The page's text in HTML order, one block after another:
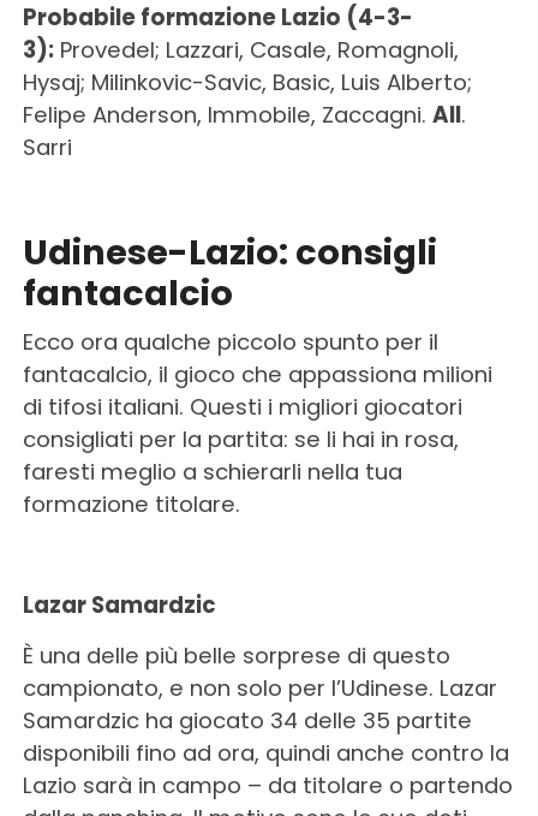
Probabile formazione Lazio (4-3-
3):Provedel; Lazzari, Casale, Romagnoli,
Hysaj; Milinkovic-Savic, Basic, Luis Alberto;
Felipe Anderson, Immobile, Zaccagni. All.
Sarri
Udinese-Lazio: consigli
fantacalcio
Ecco ora qualche piccolo spunto per il
fantacalcio, il gioco che appassiona milioni
di tifosi italiani. Questi i migliori giocatori
consigliati per la partita: se li hai in rosa,
faresti meglio a schierarli nella tua
formazione titolare.
Lazar Samardzic
È una delle più belle sorprese di questo
campionato, e non solo per l’Udinese. Lazar
Samardzic ha giocato 34 delle 35 partite
disponibili fino ad ora, quindi anche contro la
Lazio sarà in campo – da titolare o partendo